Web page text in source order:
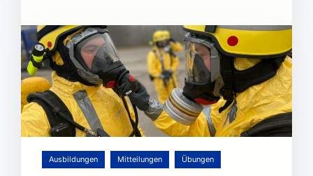
Ausbildungen Mitteilungen Übungen